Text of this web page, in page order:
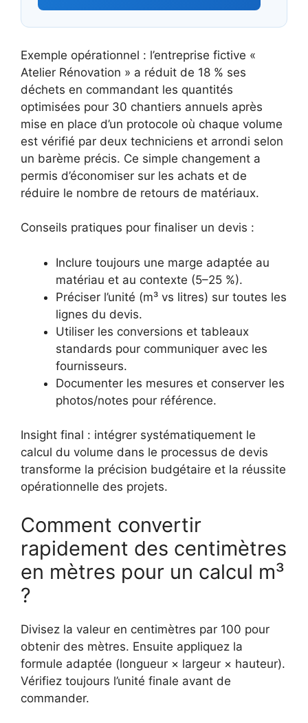
Exemple opérationnel : l’entreprise fictive «
Atelier Rénovation » a réduit de 18 % ses
déchets en commandant les quantités
optimisées pour 30 chantiers annuels après
mise en place d’un protocole où chaque volume
est vérifié par deux techniciens et arrondi selon
un barème précis. Ce simple changement a
permis d’économiser sur les achats et de
réduire le nombre de retours de matériaux.
Conseils pratiques pour finaliser un devis :
Inclure toujours une marge adaptée au
matériau et au contexte (5–25 %).
Préciser l’unité (m³ vs litres) sur toutes les
lignes du devis.
Utiliser les conversions et tableaux
standards pour communiquer avec les
fournisseurs.
Documenter les mesures et conserver les
photos/notes pour référence.
Insight final : intégrer systématiquement le
calcul du volume dans le processus de devis
transforme la précision budgétaire et la réussite
opérationnelle des projets.
Comment convertir
rapidement des centimètres
en mètres pour un calcul m³
?
Divisez la valeur en centimètres par 100 pour
obtenir des mètres. Ensuite appliquez la
formule adaptée (longueur × largeur × hauteur).
Vérifiez toujours l’unité finale avant de
commander.